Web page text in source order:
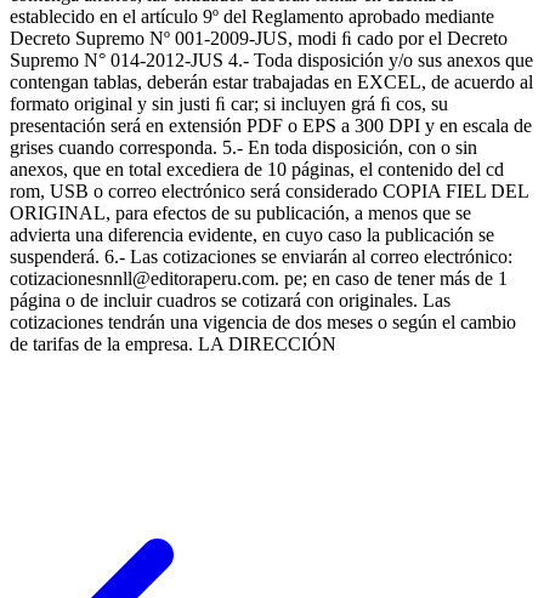
establecido en el artículo 9º del Reglamento aprobado mediante
Decreto Supremo Nº 001-2009-JUS, modi ﬁ cado por el Decreto
Supremo N° 014-2012-JUS 4.- Toda disposición y/o sus anexos que
contengan tablas, deberán estar trabajadas en EXCEL, de acuerdo al
formato original y sin justi ﬁ car; si incluyen grá ﬁ cos, su
presentación será en extensión PDF o EPS a 300 DPI y en escala de
grises cuando corresponda. 5.- En toda disposición, con o sin
anexos, que en total excediera de 10 páginas, el contenido del cd
rom, USB o correo electrónico será considerado COPIA FIEL DEL
ORIGINAL, para efectos de su publicación, a menos que se
advierta una diferencia evidente, en cuyo caso la publicación se
suspenderá. 6.- Las cotizaciones se enviarán al correo electrónico:
cotizacionesnnll@editoraperu.com. pe; en caso de tener más de 1
página o de incluir cuadros se cotizará con originales. Las
cotizaciones tendrán una vigencia de dos meses o según el cambio
de tarifas de la empresa. LA DIRECCIÓN